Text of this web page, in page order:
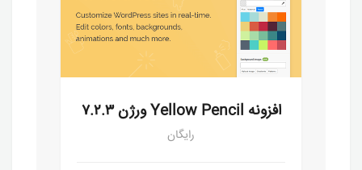
افزونه Yellow Pencil ورژن ۷.۲.۳
رایگان